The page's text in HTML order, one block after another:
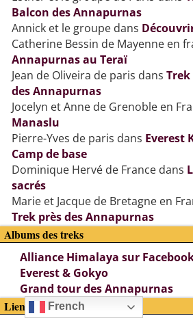
Balcon des Annapurnas
Annick et le groupedans
Catherine Bessin de Mayenne en
Annapurnas au Teraï
Jean de Oliveira de paris dans
des Annapurnas
Jocelyn et Anne de Grenoble en
Manaslu
Pierre-Yves de paris dans Everest
Camp de base
Dominique Hervé de Francedans
sacrés
Marie et Jacque de Bretagne en
Trek près des Annapurnas
Albums des treks
Alliance Himalaya sur
Everest & Gokyo
Grand tour des Annapurnas
Liens French